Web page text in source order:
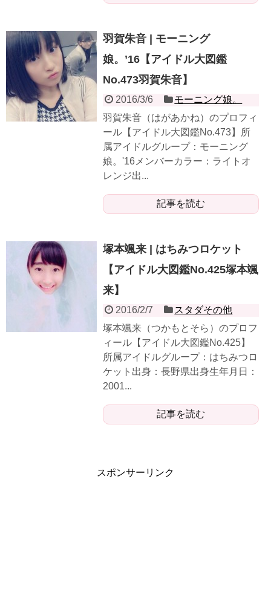
羽賀朱音 | モーニング
娘。’16【アイドル大図鑑
No.473羽賀朱音】
2016/3/6
モーニング娘。
羽賀朱音（はがあかね）のプロフィ
ール【アイドル大図鑑No.473】所
属アイドルグループ：モーニング
娘。'16メンバーカラー：ライトオ
レンジ出...
記事を読む
塚本颯来 | はちみつロケット
【アイドル大図鑑No.425塚本颯
来】
2016/2/7
スタダその他
塚本颯来（つかもとそら）のプロフ
ィール【アイドル大図鑑No.425】
所属アイドルグループ：はちみつロ
ケット出身：長野県出身生年月日：
2001...
記事を読む
スポンサーリンク